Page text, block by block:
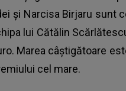
și Narcisa Birjaru sunt
lui Cătălin
Marea câștigătoare
cel mare.